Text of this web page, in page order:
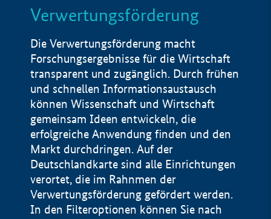
Verwertungsförderung
Die Verwertungsförderung macht
Forschungsergebnisse für die Wirtschaft
transparent und zugänglich. Durch frühen
und schnellen Informationsaustausch
können Wissenschaft und Wirtschaft
gemeinsam Ideen entwickeln, die
erfolgreiche Anwendung finden und den
Markt durchdringen. Auf der
Deutschlandkarte sind alle Einrichtungen
verortet, die im Rahnmen der
Verwertungsförderung gefördert werden.
In den Filteroptionen können Sie nach